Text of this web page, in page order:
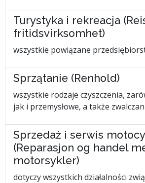
Turystyka i rekreacja
fritidsvirksomhet)
wszystkie powiązane
Sprzątanie (Renhold)
wszystkie rodzaje czyszczenia,
jak i przemysłowe, a także
Sprzedaż i serwis
(Reparasjon og handel
motorsykler)
dotyczy wszystkich działalności